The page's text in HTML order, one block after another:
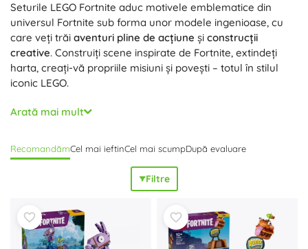
Seturile LEGO Fortnite aduc motivele emblematice din
universul Fortnite sub forma unor modele ingenioase, cu
care veți trăi aventuri pline de acțiune și construcții
creative. Construiți scene inspirate de Fortnite, extindeți
harta, creați-vă propriile misiuni și povești – totul în stilul
iconic LEGO.
Seturile LEGO Fortnite sunt pline de detalii inteligente:
elemente modulare pentru reconstrucții rapide, funcții
compatibilității cu alte colecții LEGO aveți posibilități
– de la baze solide și adăposturi
până la vehicule și mașinării. Cărămizile LEGO de calitate
perfect compatibile
imaginației și a motricității fine. Indiferent dacă căutați un
model de început pentru copii sau un set mai mare de
colecție, LEGO Fortnite oferă un
excelent sortimentpentru
Arată mai mult
RecomandămCel mai ieftinCel mai scumpDupă evaluare
Filtre